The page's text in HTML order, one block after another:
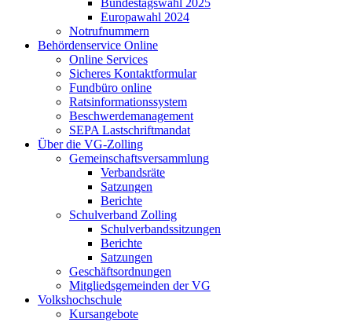
Bundestagswahl 2025
Europawahl 2024
Notrufnummern
Behördenservice Online
Online Services
Sicheres Kontaktformular
Fundbüro online
Ratsinformationssystem
Beschwerdemanagement
SEPA Lastschriftmandat
Über die VG-Zolling
Gemeinschaftsversammlung
Verbandsräte
Satzungen
Berichte
Schulverband Zolling
Schulverbandssitzungen
Berichte
Satzungen
Geschäftsordnungen
Mitgliedsgemeinden der VG
Volkshochschule
Kursangebote